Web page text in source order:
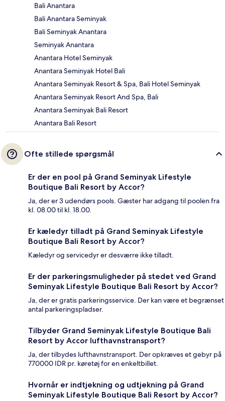
Bali Anantara
Bali Anantara Seminyak
Bali Seminyak Anantara
Seminyak Anantara
Anantara Hotel Seminyak
Anantara Seminyak Hotel Bali
Anantara Seminyak Resort & Spa, Bali Hotel Seminyak
Anantara Seminyak Resort And Spa, Bali
Anantara Seminyak Bali Resort
Anantara Bali Resort
Ofte stillede spørgsmål
Er der en pool på Grand Seminyak Lifestyle
Boutique Bali Resort by Accor?
Ja, der er 3 udendørs pools. Gæster har adgang til poolen fra
kl. 08.00 til kl. 18.00.
Er kæledyr tilladt på Grand Seminyak Lifestyle
Boutique Bali Resort by Accor?
Kæledyr og servicedyr er desværre ikke tilladt.
Er der parkeringsmuligheder på stedet ved Grand
Seminyak Lifestyle Boutique Bali Resort by Accor?
Ja, der er gratis parkeringsservice. Der kan være et begrænset
antal parkeringspladser.
Tilbyder Grand Seminyak Lifestyle Boutique Bali
Resort by Accor lufthavnstransport?
Ja, der tilbydes lufthavnstransport. Der opkræves et gebyr på
770000 IDR pr. køretøj for en enkeltbillet.
Hvornår er indtjekning og udtjekning på Grand
Seminyak Lifestyle Boutique Bali Resort by Accor?